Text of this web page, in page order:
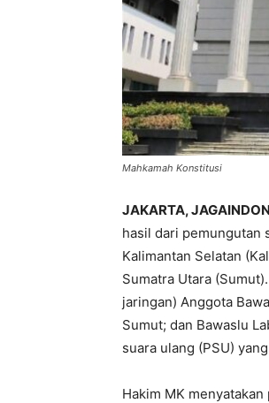
Mahkamah Konstitusi
JAKARTA,
hasil dari pemungutan
Kalimantan Selatan
Sumatra Utara
jaringan) Anggota
Sumut; dan Bawaslu
suara ulang (PSU)
Hakim MK